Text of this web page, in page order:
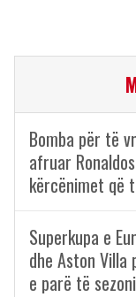
Bomba për të
afruar
kërcënimet që
Superkupa e
dhe Aston
e parë të